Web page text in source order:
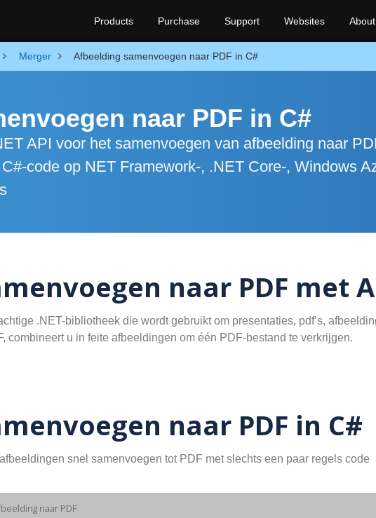
Products Purchase Support Websites About
Merger Afbeelding samenvoegen naar PDF in C#
naar PDF in C#
API voor het samenvoegen van afbeelding naar
code op NET Framework-, .NET Core-, Windows
naar PDF met
.NET-bibliotheek die wordt gebruikt om presentaties, pdf’s,
combineert u in feite afbeeldingen om één PDF-bestand te verkrijgen.
naar PDF in C#
snel samenvoegen tot PDF met slechts een paar regels code
naar PDF